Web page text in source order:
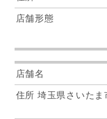
埼玉県さいた